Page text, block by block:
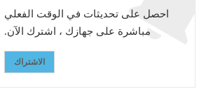
احصل على تحديثات في الوقت الفعلي
مباشرة على جهازك ، اشترك الآن.
الاشتراك